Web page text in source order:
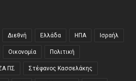
Διεθνή Ελλάδα ΗΠΑ Ισραήλ
Οικονομία Πολιτική
ΠΣ Στέφανος Κασσελάκης